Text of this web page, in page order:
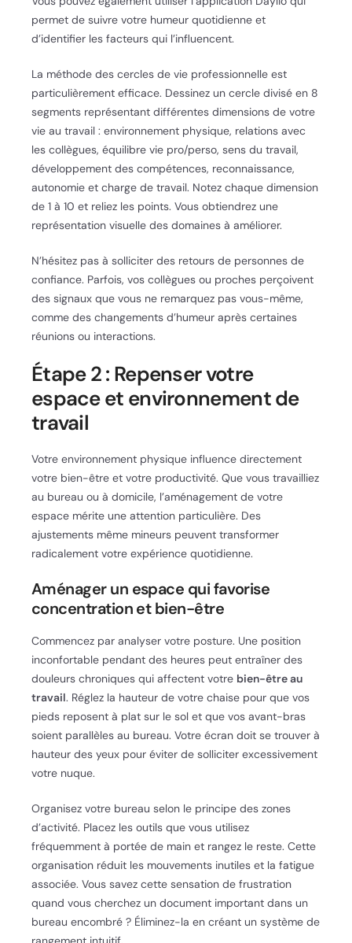
permet de suivre votre humeur quotidienne et
d’identifier les facteurs qui l’influencent.
La méthode des cercles de vie professionnelle est
particulièrement efficace. Dessinez un cercle divisé en 8
segments représentant différentes dimensions de votre
vie au travail : environnement physique, relations avec
les collègues, équilibre vie pro/perso, sens du travail,
développement des compétences, reconnaissance,
autonomie et charge de travail. Notez chaque dimension
de 1 à 10 et reliez les points. Vous obtiendrez une
représentation visuelle des domaines à améliorer.
N’hésitez pas à solliciter des retours de personnes de
confiance. Parfois, vos collègues ou proches perçoivent
des signaux que vous ne remarquez pas vous-même,
comme des changements d’humeur après certaines
réunions ou interactions.
Étape 2 : Repenser votre
espace et environnement de
travail
Votre environnement physique influence directement
votre bien-être et votre productivité. Que vous travailliez
au bureau ou à domicile, l’aménagement de votre
espace mérite une attention particulière. Des
ajustements même mineurs peuvent transformer
radicalement votre expérience quotidienne.
Aménager un espace qui favorise
concentration et bien-être
Commencez par analyser votre posture. Une position
inconfortable pendant des heures peut entraîner des
douleurs chroniques qui affectent votre bien-être au
travail. Réglez la hauteur de votre chaise pour que vos
pieds reposent à plat sur le sol et que vos avant-bras
soient parallèles au bureau. Votre écran doit se trouver à
hauteur des yeux pour éviter de solliciter excessivement
votre nuque.
Organisez votre bureau selon le principe des zones
d’activité. Placez les outils que vous utilisez
fréquemment à portée de main et rangez le reste. Cette
organisation réduit les mouvements inutiles et la fatigue
associée. Vous savez cette sensation de frustration
quand vous cherchez un document important dans un
bureau encombré ? Éliminez-la en créant un système de